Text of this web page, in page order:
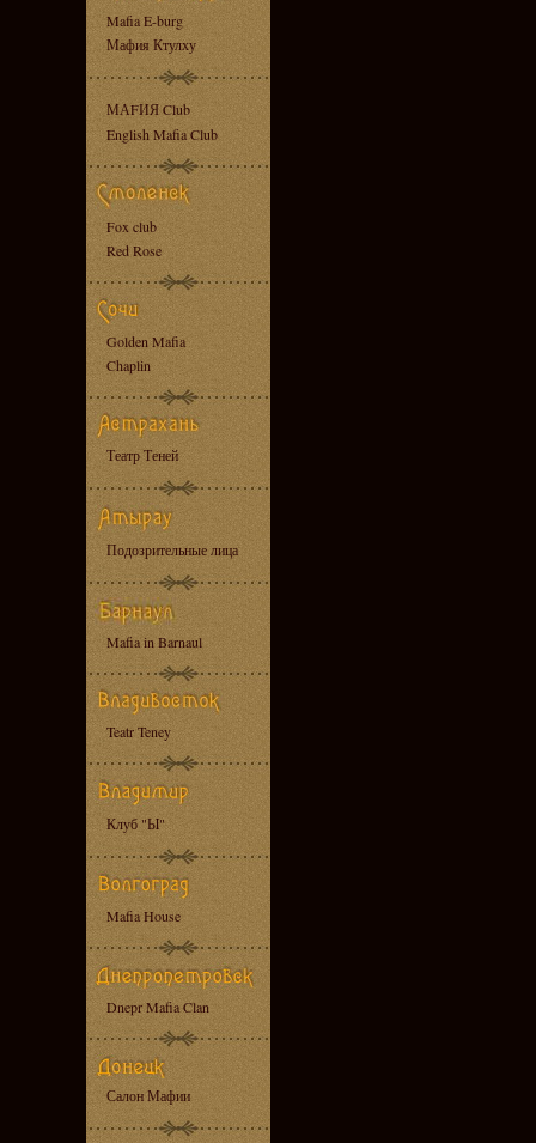
Mafia E-burg
Мафия Ктулху
МАFИЯ Club
English Mafia Club
Fox club
Red Rose
Golden Mafia
Chaplin
Театр Теней
Подозрительные лица
Mafia in Barnaul
Teatr Teney
Клуб "Ы"
Mafia House
Dnepr Mafia Clan
Салон Мафии